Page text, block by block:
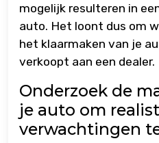
mogelijk resulteren in
auto. Het loont dus om
het klaarmaken van je
verkoopt aan een dealer.
Onderzoek de
je auto om
verwachtingen